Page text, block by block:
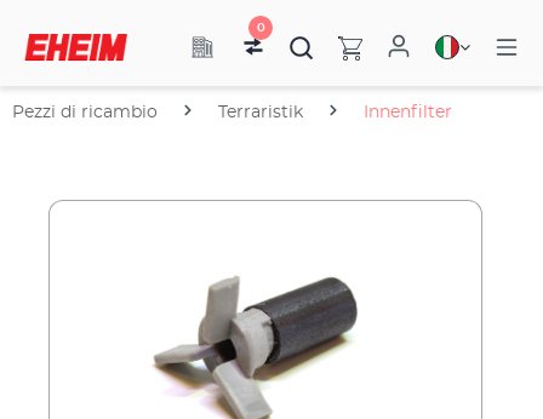
0
Pezzi di ricambio Terraristik Innenfilter